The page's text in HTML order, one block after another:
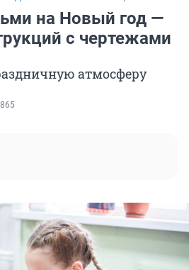
на Новый год —
с чертежами
атмосферу